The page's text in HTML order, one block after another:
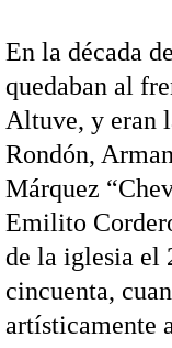
En la década
quedaban al
Altuve, y eran
Rondón,
Márquez
Emilito
de la iglesia el
cincuenta,
artísticamente